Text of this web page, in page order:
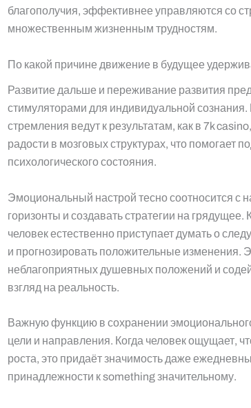
благополучия, эффективнее управляются со
множественным жизненным трудностям.
По какой причине движение в будущее
Развитие дальше и переживание развития
стимуляторами для индивидуальной
стремления ведут к результатам, как в 7k
радости в мозговых структурах, что помогает
психологического состояния.
Эмоциональный настрой тесно соотносится с
горизонты и создавать стратегии на
человек естественно приступает думать о
и прогнозировать положительные изменения.
неблагоприятных душевных положений и
взгляд на реальность.
Важную функцию в сохранении
цели и направления. Когда человек ощущает,
роста, это придаёт значимость даже
принадлежности к something значительному.